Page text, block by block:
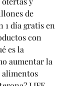
de
1 día gratis en
con
es la
aumentar la
alimentos